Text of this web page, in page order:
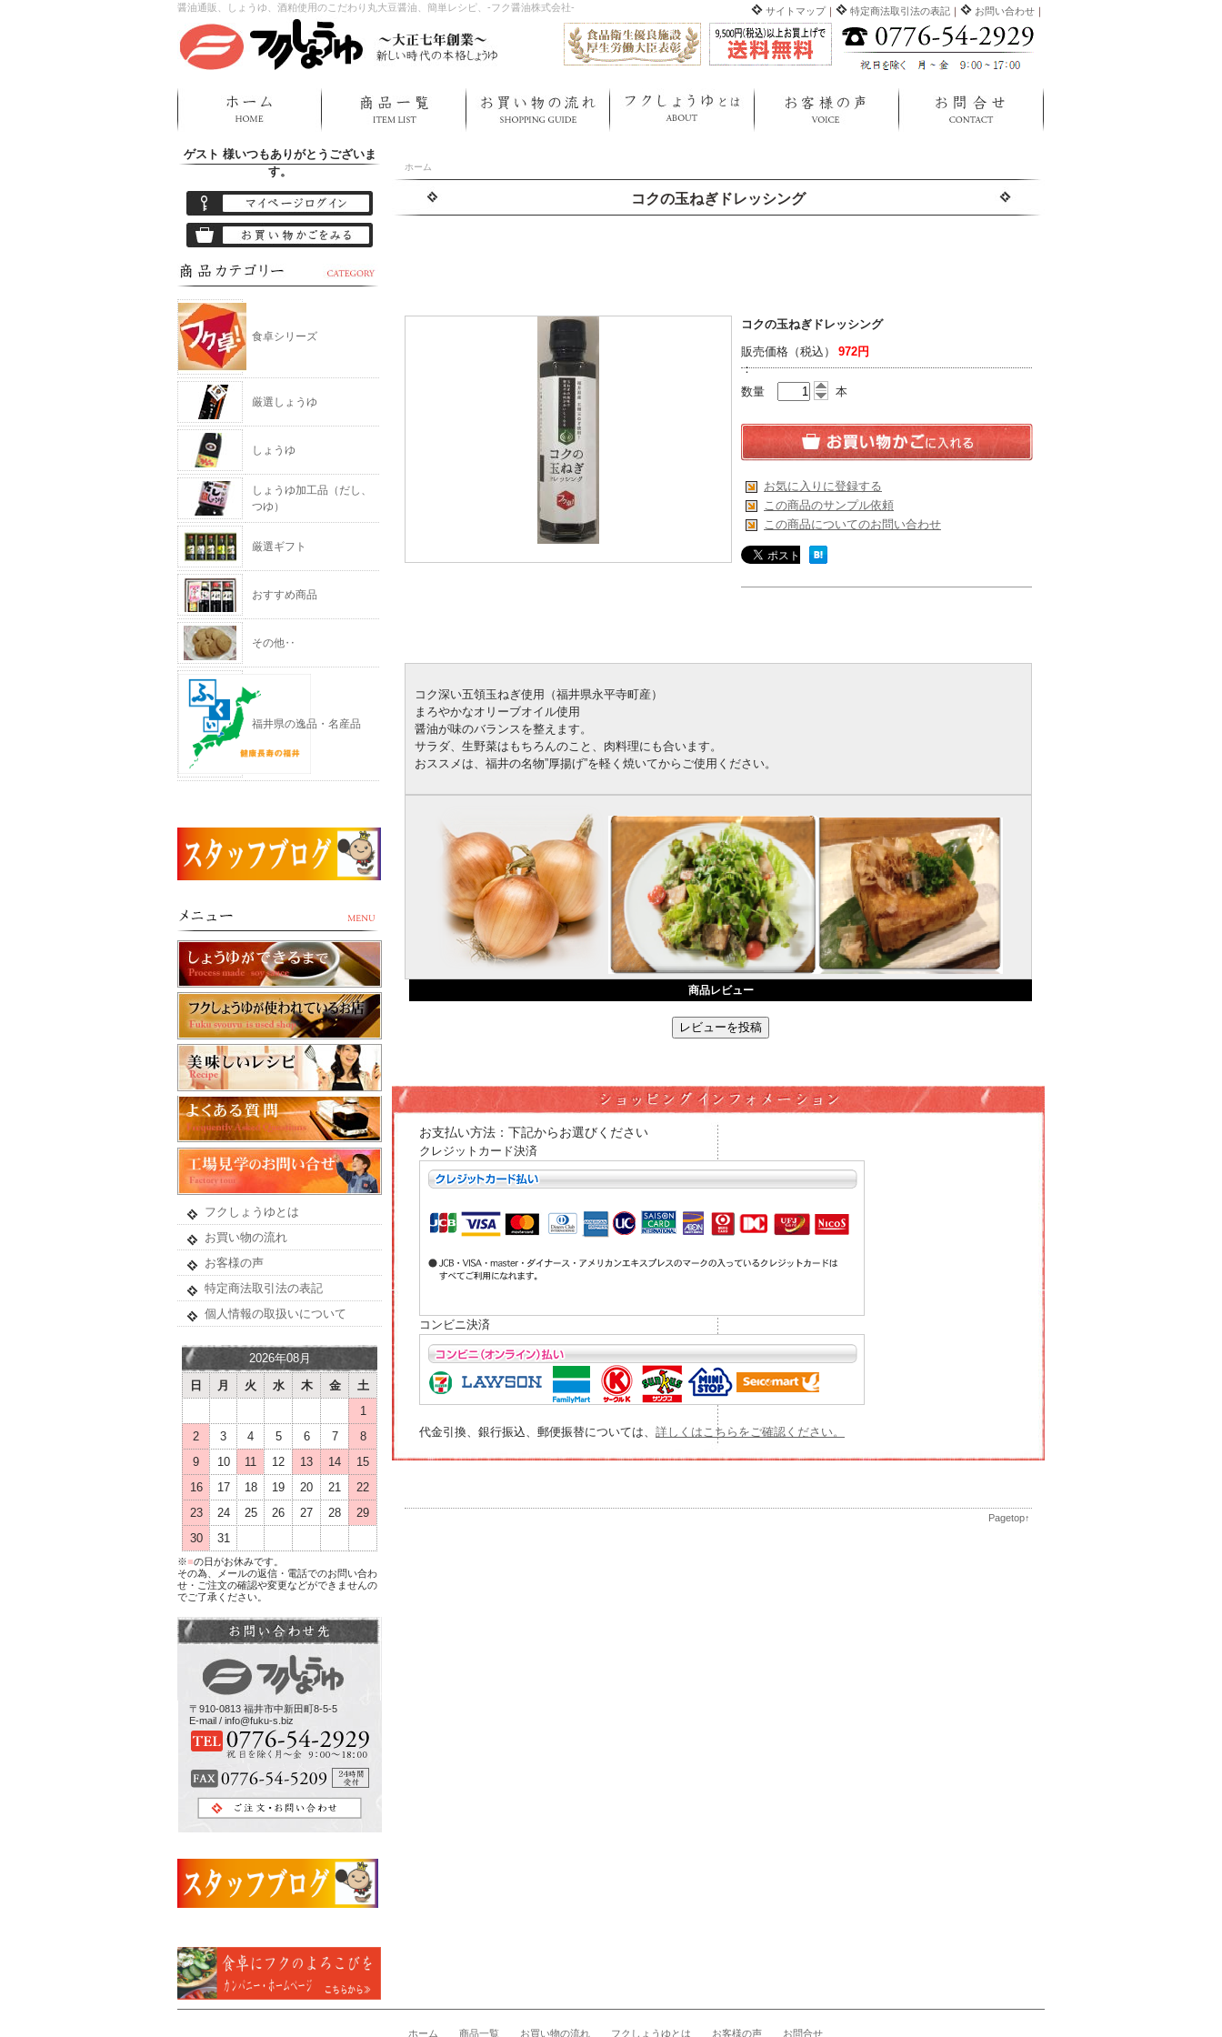
醤油通販、しょうゆ、酒粕使用のこだわり丸大豆醤油、簡単レシピ、-フク醤油株式会社- サイトマップ｜ 特定商法取引法の表記 ｜ お問い合わせ ｜
ゲスト 様いつもありがとうございま
す。
食卓シリーズ
厳選しょうゆ
しょうゆ
しょうゆ加工品（だし、
つゆ）
厳選ギフト
おすすめ商品
その他‥
福井県の逸品・名産品
フクしょうゆとは
お買い物の流れ
お客様の声
特定商法取引法の表記
個人情報の取扱いについて
2026年08月
日
月 火 水 木 金
土
1
2
3 4 5 6 7
8
9
10 11 12 13 14
15
16
17 18 19 20 21
22
23
24 25 26 27 28
29
30
31
※■の日がお休みです。
その為、メールの返信・電話でのお問い合わ
せ・ご注文の確認や変更などができませんの
でご了承ください。
〒910-0813 福井市中新田町8-5-5
E-mail / info@fuku-s.biz
ホーム
コクの玉ねぎドレッシング
コクの玉ねぎドレッシング
販売価格（税込）
：
972円
数量 本
お気に入りに登録する
この商品のサンプル依頼
この商品についてのお問い合わせ
コク深い五領玉ねぎ使用（福井県永平寺町産）
まろやかなオリーブオイル使用
醤油が味のバランスを整えます。
サラダ、生野菜はもちろんのこと、肉料理にも合います。
おススメは、福井の名物”厚揚げ”を軽く焼いてからご使用ください。
商品レビュー
お支払い方法：下記からお選びください
クレジットカード決済
コンビニ決済
代金引換、銀行振込、郵便振替については、 詳しくはこちらをご確認ください。
Pagetop↑
ホーム 商品一覧 お買い物の流れ フクしょうゆとは お客様の声 お問合せ